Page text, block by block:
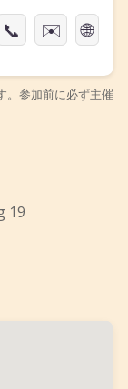
📞 ✉️ 🌐
。参加前に必ず主催
19